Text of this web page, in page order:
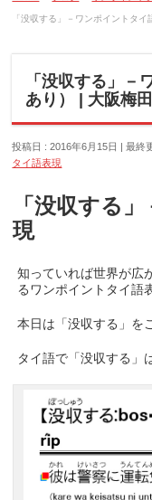
「没収する」－ワンポイントタ
「没収する」－
あり） | 大阪梅
投稿日 : 2016年6月15日 最終
タイ語表現
「没収する
現
知っていれば世界が広
るワンポイントタイ語
本日は「没収する」を
タイ語で「没収する」